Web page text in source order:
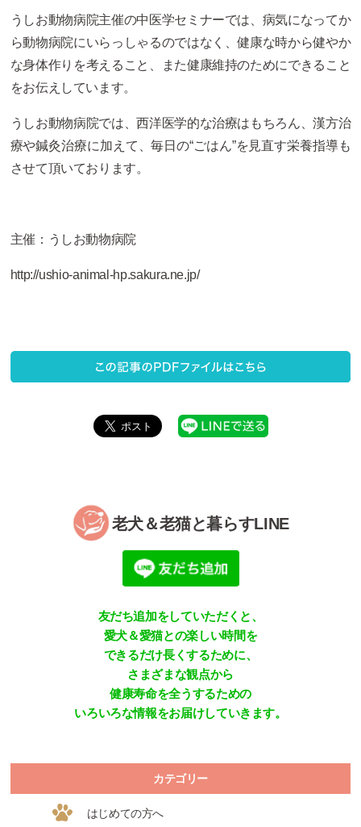
うしお動物病院主催の中医学セミナーでは、病気になってか
ら動物病院にいらっしゃるのではなく、健康な時から健やか
な身体作りを考えること、また健康維持のためにできること
をお伝えしています。
うしお動物病院では、西洋医学的な治療はもちろん、漢方治
療や鍼灸治療に加えて、毎日の“ごはん”を見直す栄養指導も
させて頂いております。
主催： うしお動物病院
http://ushio-animal-hp.sakura.ne.jp/
老犬＆老猫と暮らすLINE
友だち追加をしていただくと、
愛犬＆愛猫との楽しい時間を
できるだけ長くするために、
さまざまな観点から
健康寿命を全うするための
いろいろな情報をお届けしていきます。
カテゴリー
はじめての方へ